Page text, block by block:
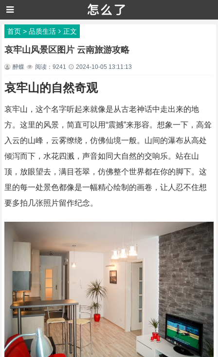
首页> 品质生活 正文
哀牢山风景区图片 云南旅游攻略
醉蝶 阅读：9241 2024-10-05 13:11:13
哀牢山的自然奇观
哀牢山，这个名字听起来就像是从古老神话中走出来的地
方。这里的风景，简直可以用“震撼”来形容。想象一下，高耸
入云的山峰，云雾缭绕，仿佛仙境一般。山间的瀑布从高处
倾泻而下，水花四溅，声音如同大自然的交响乐。站在山
顶，放眼望去，满目苍翠，仿佛整个世界都在你的脚下。这
里的每一处景色都像是一幅精心绘制的画卷，让人忍不住想
要多拍几张照片留作纪念。